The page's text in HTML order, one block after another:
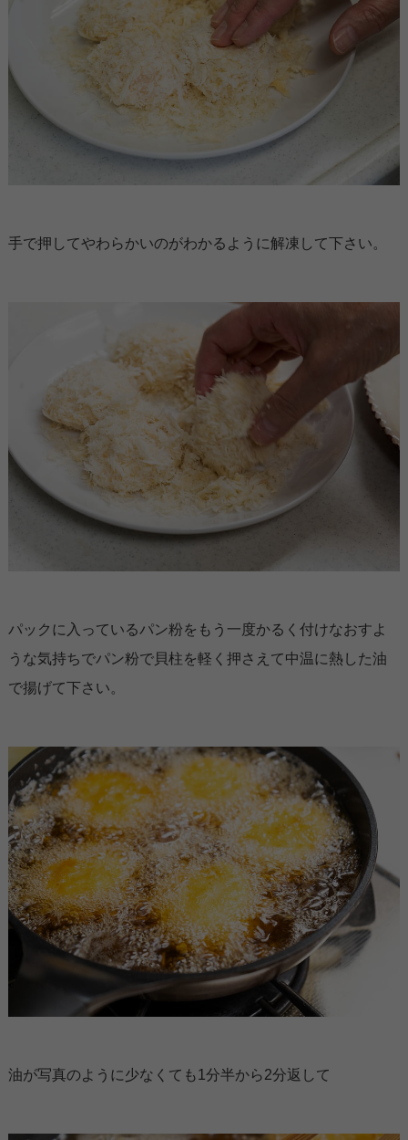
手で押してやわらかいのがわかるように解凍して下さい。
パックに入っているパン粉をもう一度かるく付けなおすよ
うな気持ちでパン粉で貝柱を軽く押さえて中温に熱した油
で揚げて下さい。
油が写真のように少なくても1分半から2分返して